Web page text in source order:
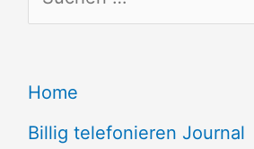
u
h
e
Home
Billig telefonieren Journal